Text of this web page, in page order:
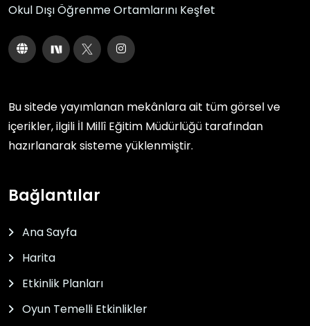
Okul Dışı Öğrenme Ortamlarını Keşfet
Bu sitede yayımlanan mekânlara ait tüm görsel ve
içerikler, ilgili İl Millî Eğitim Müdürlüğü tarafından
hazırlanarak sisteme yüklenmiştir.
Bağlantılar
Ana Sayfa
Harita
Etkinlik Planları
Oyun Temelli Etkinlikler